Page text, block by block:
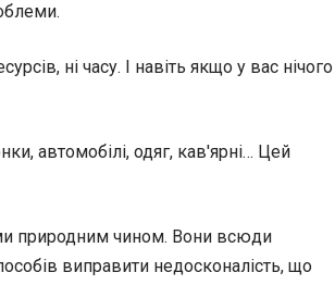
ні часу. І навіть якщо у вас нічого
автомобілі, одяг, кав'ярні… Цей
природним чином. Вони всюди
виправити недосконалість, що